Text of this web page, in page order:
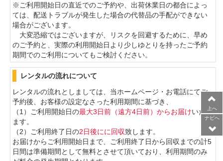
※ご利用開始日の直近でのご予約や、出荷休業日の都合によっ
ては、配送トラブルが発生した場合の代替品の手配ができない
場合がございます。
大変恐縮ではございますが、リスクを回避するために、早め
のご予約と、実際の利用開始日より少しゆとりを持ったご予約
期間でのご利用についてもご検討ください。
レンタルの流れについて
レンタルの流れとしましては、当ホームページ・お電話にてご
予約後、お客様の設定なさった利用期間に基づき、
（1）ご利用開始日の最大3日前（遠方4日前）からお届けいたし
ます。
（2）ご利用終了日の2日後にに回収致します。
お届けからご利用開始日まで、ご利用終了日から回収までの計5
日間は準備期間として無料とさせて頂いており、利用期間のみ
上へ
ナビへ